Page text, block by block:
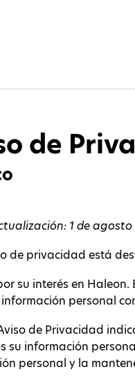
de
1 de agosto
de privacidad está
su interés en
personal
de Privacidad
su información
personal y la